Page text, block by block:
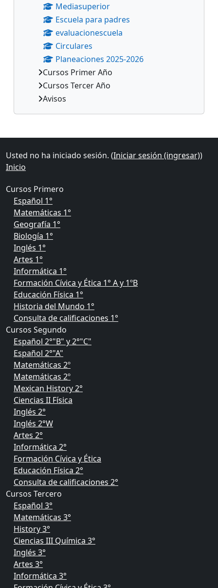
Mediasuperior
Escuela para padres
evaluacionescuela
Circulares
Planeaciones 2025-2026
Cursos Primer Año
Cursos Tercer Año
Avisos
Bloques suplementarios
Usted no ha iniciado sesión. (Iniciar sesión (ingresar))
Inicio
Cursos Primero
Español 1°
Matemáticas 1°
Geografía 1°
Biología 1°
Inglés 1°
Artes 1°
Informática 1°
Formación Cívica y Ética 1° A y 1ºB
Educación Física 1°
Historia del Mundo 1°
Consulta de calificaciones 1°
Cursos Segundo
Español 2°"B" y 2°"C"
Español 2°"A"
Matemáticas 2º
Matemáticas 2º
Mexican History 2°
Ciencias II Física
Inglés 2°
Inglés 2°W
Artes 2°
Informática 2°
Formación Cívica y Ética
Educación Física 2°
Consulta de calificaciones 2°
Cursos Tercero
Español 3°
Matemáticas 3°
History 3°
Ciencias III Química 3°
Inglés 3°
Artes 3°
Informática 3°